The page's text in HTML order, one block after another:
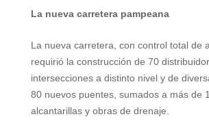
La nueva carretera pampeana
La nueva carretera, con control total de
requirió la construcción de 70
intersecciones a distinto nivel y de
80 nuevos puentes, sumados a más de
alcantarillas y obras de drenaje.